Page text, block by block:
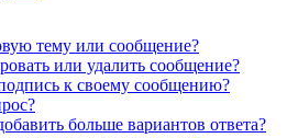
тему или сообщение?
или удалить сообщение?
к своему сообщению?
больше вариантов ответа?